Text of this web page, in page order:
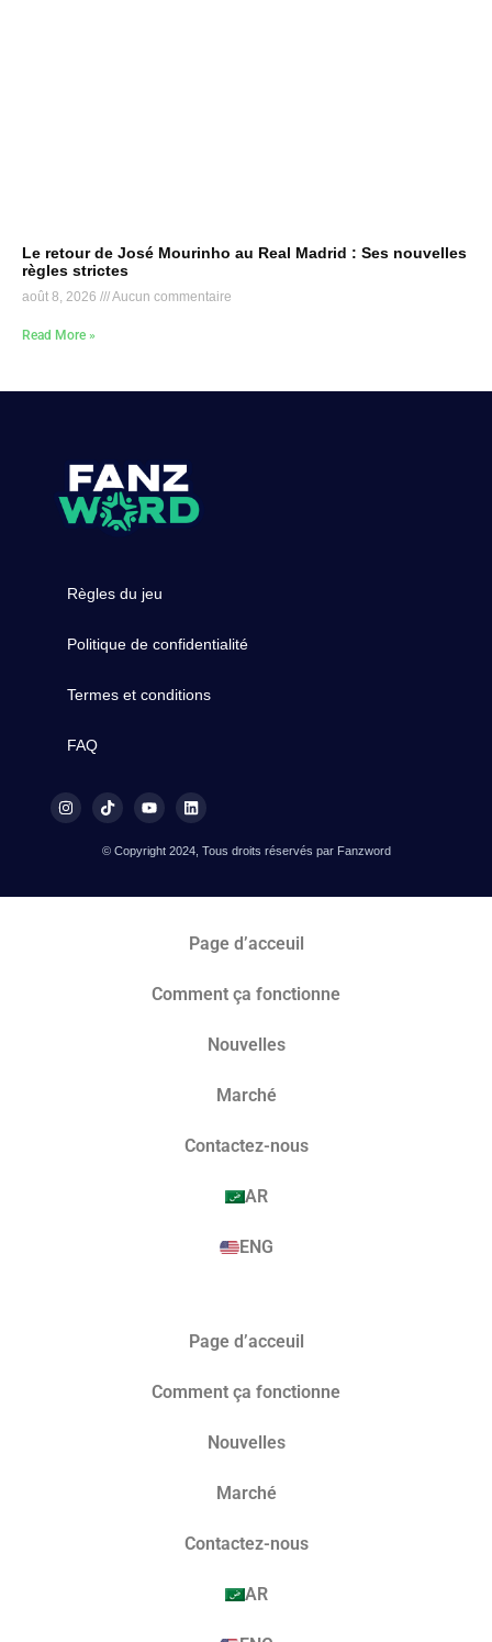
Le retour de José Mourinho au Real Madrid : Ses nouvelles
règles strictes
août 8, 2026 Aucun commentaire
Read More »
Règles du jeu
Politique de confidentialité
Termes et conditions
FAQ
© Copyright 2024, Tous droits réservés par Fanzword
Page d’acceuil
Comment ça fonctionne
Nouvelles
Marché​
Contactez-nous
AR
ENG
Page d’acceuil
Comment ça fonctionne
Nouvelles
Marché​
Contactez-nous
AR